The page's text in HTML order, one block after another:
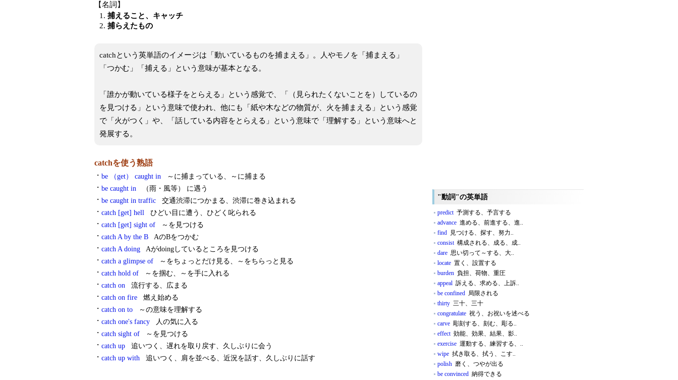
【名詞】
1. 捕えること、キャッチ
2. 捕らえたもの
catchという英単語のイメージは「動いているものを捕まえる」。人やモノを「捕まえる」
「つかむ」「捕える」という意味が基本となる。
「誰かが動いている様子をとらえる」という感覚で、「（見られたくないことを）しているの
を見つける」という意味で使われ、他にも「紙や木などの物質が、火を捕まえる」という感覚
で「火がつく」や、「話している内容をとらえる」という意味で「理解する」という意味へと
発展する。
catchを使う熟語
・ be （get） caught in
～に捕まっている、～に捕まる
・ be caught in
（雨・風等） に遇う
・ be caught in traffic
交通渋滞につかまる、渋滞に巻き込まれる
・ catch [get] hell
ひどい目に遭う、ひどく叱られる
・ catch [get] sight of
～を見つける
・ catch A by the B
AのBをつかむ
・ catch A doing
Aがdoingしているところを見つける
・ catch a glimpse of
～をちょっとだけ見る、～をちらっと見る
・ catch hold of
～を掴む、～を手に入れる
・ catch on
流行する、広まる
・ catch on fire
燃え始める
・ catch on to
～の意味を理解する
・ catch one's fancy
人の気に入る
・ catch sight of
～を見つける
・ catch up
追いつく、遅れを取り戻す、久しぶりに会う
・ catch up with 追いつく、肩を並べる、近況を話す、久しぶりに話す
"動詞"の英単語
predict予測する、予言する
advance 進める、前進する、進..
find 見つける、探す、努力..
consist構成される、成る、成..
dare 思い切って～する、大..
locate 置く、設置する
burden 負担、荷物、重圧
appeal 訴える、求める、上訴..
be confined 局限される
thirty 三十、三十
congratulate 祝う、お祝いを述べる
carve 彫刻する、刻む、彫る..
effect効能、効果、結果、影..
exercise 運動する、練習する、..
wipe 拭き取る、拭う、こす..
polish 磨く、つやが出る
be convinced 納得できる